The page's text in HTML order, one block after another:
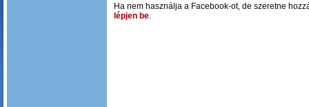
Ha nem használja a Facebook-ot, de szeretne
lépjen be.